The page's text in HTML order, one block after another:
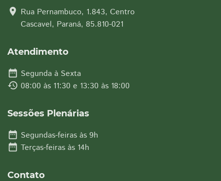
location_on Rua Pernambuco, 1.843, Centro
Cascavel, Paraná, 85.810-021
Atendimento
date_range Segunda à Sexta
history 08:00 às 11:30 e 13:30 às 18:00
Sessões Plenárias
date_range Segundas-feiras às 9h
date_range Terças-feiras às 14h
Contato